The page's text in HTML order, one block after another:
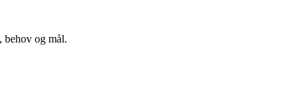
behov og mål.